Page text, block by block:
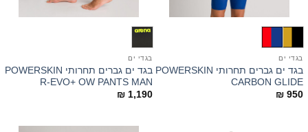
בגדי ים
בגד ים גברים תחרותי POWERSKIN
CARBON GLIDE
₪ 950
בגדי ים
בגד ים גברים תחרותי POWERSKIN
R-EVO+ OW PANTS MAN
₪ 1,190